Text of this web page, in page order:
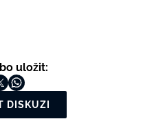
uložit:
DISKUZI